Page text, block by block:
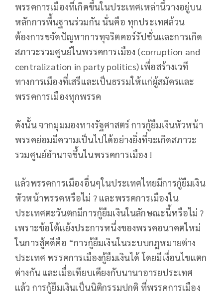
พรรคการเมืองที่เกิดขึ้นในประเทศเหล่านี้วางอยู่บน
หลักการพื้นฐานร่วมกัน นั่นคือ ทุกประเทศล้วน
ต้องการขจัดปัญหาการทุจริตคอร์รัปชั่นและการเกิด
สภาวะรวมศูนย์ในพรรคการเมือง (corruption and
centralization in party politics) เพื่อสร้างเวที
ทางการเมืองที่เสรีและเป็นธรรมให้แก่ผู้สมัครและ
พรรคการเมืองทุกพรรค
ดังนั้น จากมุมมองทางรัฐศาสตร์ การกู้ยืมเงินหัวหน้า
พรรคย่อมมีความเป็นไปได้อย่างยิ่งที่จะเกิดสภาวะ
รวมศูนย์อำนาจขึ้นในพรรคการเมือง !
แล้วพรรคการเมืองอื่นๆในประเทศไทยมีการกู้ยืมเงิน
หัวหน้าพรรคหรือไม่ ? และพรรคการเมืองใน
ประเทศตะวันตกมีการกู้ยืมเงินในลักษณะนี้หรือไม่ ?
เพราะข้อโต้แย้งประการหนึ่งของพรรคอนาคตใหม่
ในการสู้คดีคือ “การกู้ยืมเงินในระบบกฎหมายต่าง
ประเทศ พรรคการเมืองกู้ยืมเงินได้ โดยมีเงื่อนไขแตก
ต่างกัน และเมื่อเทียบเคียงกับนานาอารยประเทศ
แล้ว การกู้ยืมเงินเป็นนิติกรรมปกติ ที่พรรคการเมือง